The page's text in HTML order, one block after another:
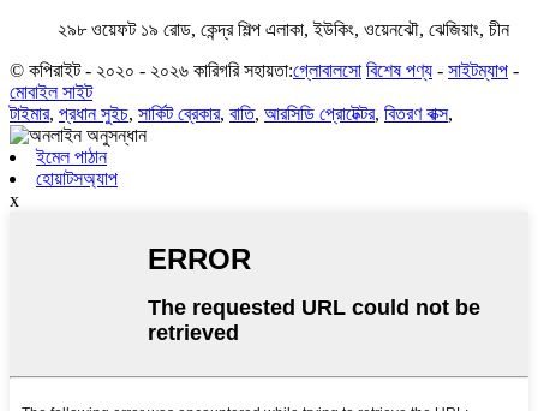
২৯৮ ওয়েফট ১৯ রোড, কেন্দ্র শিল্প এলাকা, ইউকিং, ওয়েনঝৌ, ঝেজিয়াং, চীন
© কপিরাইট - ২০২০ - ২০২৬ কারিগরি সহায়তা:গ্লোবালসো বিশেষ পণ্য - সাইটম্যাপ -
মোবাইল সাইট
টাইমার, প্রধান সুইচ, সার্কিট ব্রেকার, বাতি, আরসিডি প্রোটেক্টর, বিতরণ বাক্স,
ইমেল পাঠান
হোয়াটসঅ্যাপ
x